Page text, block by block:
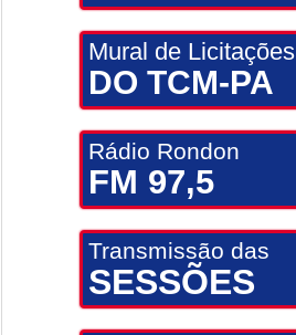
Mural de Licitações
DO TCM-PA
Rádio Rondon
FM 97,5
Transmissão das
SESSÕES